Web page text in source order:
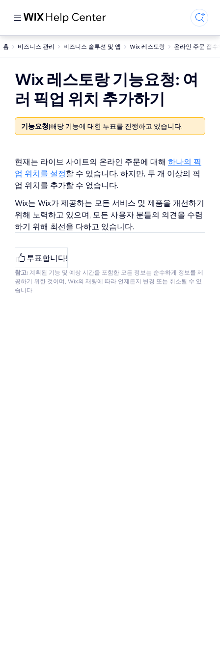
홈 비즈니스 관리 비즈니스 솔루션 및 앱 Wix 레스토랑 온라인 주문 접수
Wix 레스토랑 기능요청: 여
러 픽업 위치 추가하기
기능요청|해당 기능에 대한 투표를 진행하고 있습니다.
현재는 라이브 사이트의 온라인 주문에 대해 하나의 픽
업 위치를 설정할 수 있습니다. 하지만, 두 개 이상의 픽
업 위치를 추가할 수 없습니다.
Wix는 Wix가 제공하는 모든 서비스 및 제품을 개선하기
위해 노력하고 있으며, 모든 사용자 분들의 의견을 수렴
하기 위해 최선을 다하고 있습니다.
투표합니다!
참고: 계획된 기능 및 예상 시간을 포함한 모든 정보는 순수하게 정보를 제
공하기 위한 것이며, Wix의 재량에 따라 언제든지 변경 또는 취소될 수 있
습니다.